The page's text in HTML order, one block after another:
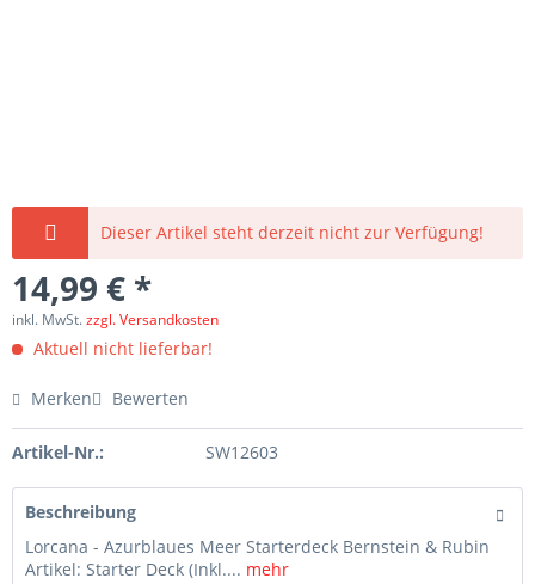
Dieser Artikel steht derzeit nicht zur Verfügung!
14,99 € *
inkl. MwSt.zzgl. Versandkosten
Aktuell nicht lieferbar!
Merken Bewerten
Artikel-Nr.: SW12603
Beschreibung
Lorcana - Azurblaues Meer Starterdeck Bernstein & Rubin
Artikel: Starter Deck (Inkl.... mehr